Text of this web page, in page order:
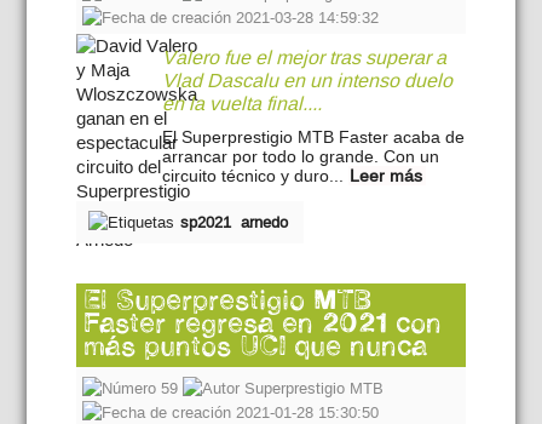
2021-03-28 14:59:32
Valero fue el mejor tras superar a
Vlad Dascalu en un intenso duelo
en la vuelta final....
El Superprestigio MTB Faster acaba de
arrancar por todo lo grande. Con un
circuito técnico y duro... Leer más
sp2021 arnedo
El Superprestigio MTB
Faster regresa en 2021 con
más puntos UCI que nunca
59
Superprestigio MTB
2021-01-28 15:30:50